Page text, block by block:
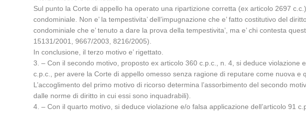
Sul punto la Corte di appello ha operato una ripartizione corretta (ex articolo 2697
condominiale. Non e’ la tempestivita’ dell’impugnazione che e’ fatto costitutivo del
condominiale che e’ tenuto a dare la prova della tempestivita’, ma e’ chi contesta
15131/2001, 9667/2003, 8216/2005).
In conclusione, il terzo motivo e’ rigettato.
3. – Con il secondo motivo, proposto ex articolo 360 c.p.c., n. 4, si deduce violazione
c.p.c., per avere la Corte di appello omesso senza ragione di reputare come nuova
L’accoglimento del primo motivo di ricorso determina l’assorbimento del secondo
dalle norme di diritto in cui essi sono inquadrabili).
4. – Con il quarto motivo, si deduce violazione e/o falsa applicazione dell’articolo 91